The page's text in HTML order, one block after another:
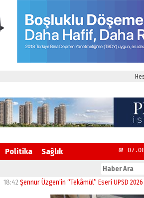
Politika Sağlık 📆
Şennur Üzgen’in “Tekâmül” Eseri UPSD 2026 Yaz